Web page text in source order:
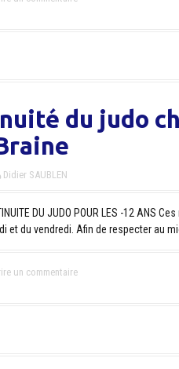
du judo
Didier SAUBLEN
DU JUDO POUR LES -12
et du vendredi. Afin de respecter au
un commentaire